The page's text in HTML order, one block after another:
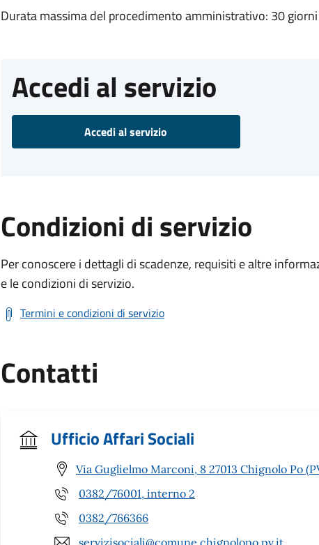
Durata massima del procedimento amministrativo: 30 giorni
Accedi al servizio
Accedi al servizio
Condizioni di servizio
Per conoscere i dettagli di scadenze, requisiti e altre
e le condizioni di servizio.
Termini e condizioni di servizio
Contatti
Ufficio Affari Sociali
Via Guglielmo Marconi, 8 27013 Chignolo Po
0382/76001, interno 2
0382/766366
servizisociali@comune.chignolopo.pv.it